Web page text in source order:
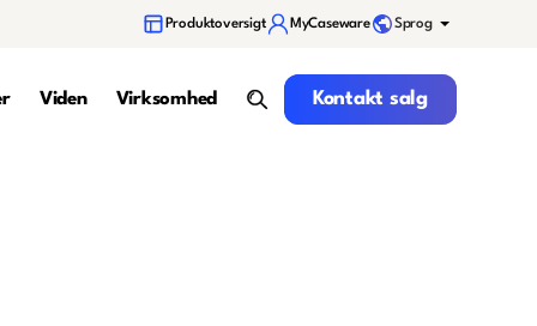
Produktoversigt MyCaseware Sprog
Viden Virksomhed
search
Kontakt salg
Kontakt salg